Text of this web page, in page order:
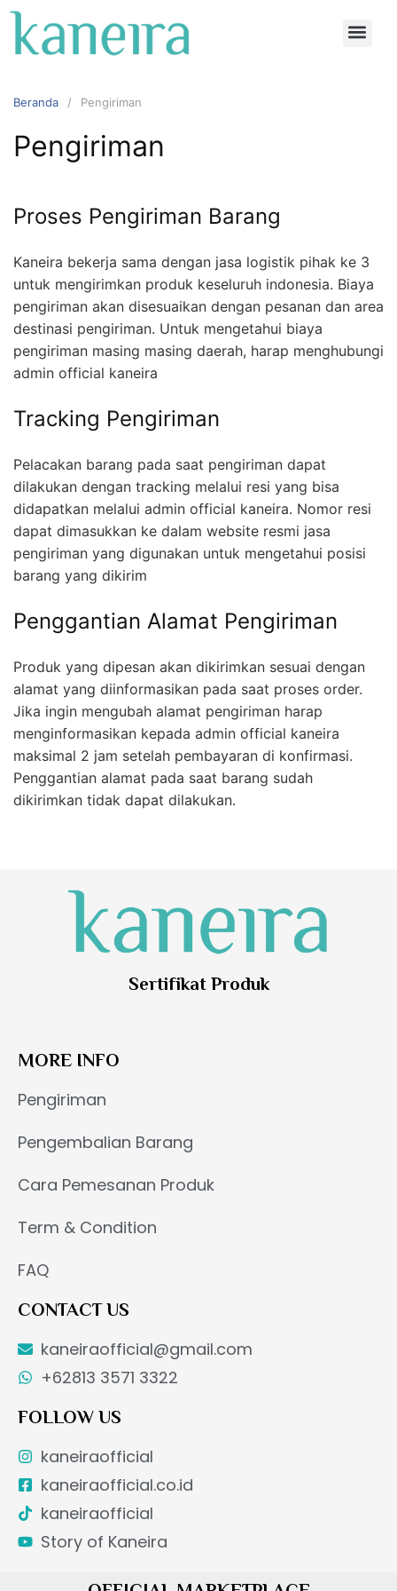
Beranda Pengiriman
Pengiriman
Proses Pengiriman Barang
Kaneira bekerja sama dengan jasa logistik pihak ke 3
untuk mengirimkan produk keseluruh indonesia. Biaya
pengiriman akan disesuaikan dengan pesanan dan area
destinasi pengiriman. Untuk mengetahui biaya
pengiriman masing masing daerah, harap menghubungi
admin official kaneira
Tracking Pengiriman
Pelacakan barang pada saat pengiriman dapat
dilakukan dengan tracking melalui resi yang bisa
didapatkan melalui admin official kaneira. Nomor resi
dapat dimasukkan ke dalam website resmi jasa
pengiriman yang digunakan untuk mengetahui posisi
barang yang dikirim
Penggantian Alamat Pengiriman
Produk yang dipesan akan dikirimkan sesuai dengan
alamat yang diinformasikan pada saat proses order.
Jika ingin mengubah alamat pengiriman harap
menginformasikan kepada admin official kaneira
maksimal 2 jam setelah pembayaran di konfirmasi.
Penggantian alamat pada saat barang sudah
dikirimkan tidak dapat dilakukan.
Sertifikat Produk
MORE INFO
Pengiriman
Pengembalian Barang
Cara Pemesanan Produk
Term & Condition
FAQ
CONTACT US
kaneiraofficial@gmail.com
+62813 3571 3322
FOLLOW US
kaneiraofficial
kaneiraofficial.co.id
kaneiraofficial
Story of Kaneira